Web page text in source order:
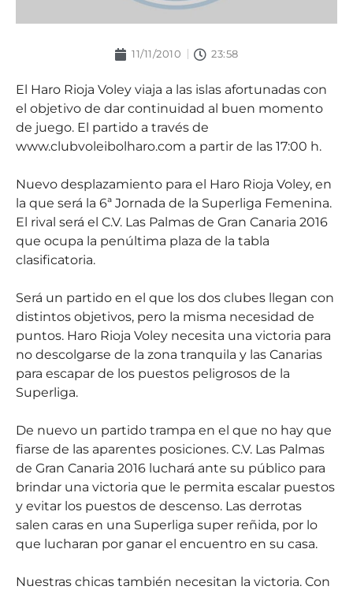
11/11/2010 23:58
El Haro Rioja Voley viaja a las islas afortunadas con
el objetivo de dar continuidad al buen momento
de juego. El partido a través de
www.clubvoleibolharo.com a partir de las 17:00 h.
Nuevo desplazamiento para el Haro Rioja Voley, en
la que será la 6ª Jornada de la Superliga Femenina.
El rival será el C.V. Las Palmas de Gran Canaria 2016
que ocupa la penúltima plaza de la tabla
clasificatoria.
Será un partido en el que los dos clubes llegan con
distintos objetivos, pero la misma necesidad de
puntos. Haro Rioja Voley necesita una victoria para
no descolgarse de la zona tranquila y las Canarias
para escapar de los puestos peligrosos de la
Superliga.
De nuevo un partido trampa en el que no hay que
fiarse de las aparentes posiciones. C.V. Las Palmas
de Gran Canaria 2016 luchará ante su público para
brindar una victoria que le permita escalar puestos
y evitar los puestos de descenso. Las derrotas
salen caras en una Superliga super reñida, por lo
que lucharan por ganar el encuentro en su casa.
Nuestras chicas también necesitan la victoria. Con